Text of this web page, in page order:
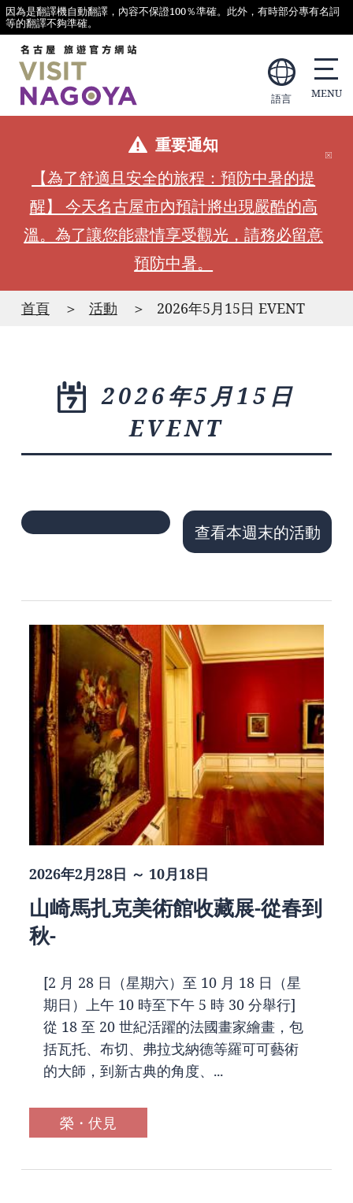
因為是翻譯機自動翻譯，內容不保證100％準確。此外，有時部分專有名詞
等的翻譯不夠準確。
語言
重要通知
【為了舒適且安全的旅程：預防中暑的提
醒】 今天名古屋市內預計將出現嚴酷的高
溫。為了讓您能盡情享受觀光，請務必留意
預防中暑。
首頁 活動 2026年5月15日 EVENT
2026年5月15日
EVENT
查看本週末的活動
2026年2月28日 ～ 10月18日
山崎馬扎克美術館收藏展-從春到
秋-
[2 月 28 日（星期六）至 10 月 18 日（星
期日）上午 10 時至下午 5 時 30 分舉行]
從 18 至 20 世紀活躍的法國畫家繪畫，包
括瓦托、布切、弗拉戈納德等羅可可藝術
的大師，到新古典的角度、...
榮・伏見